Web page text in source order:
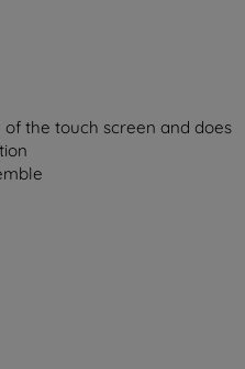
the touch screen and does